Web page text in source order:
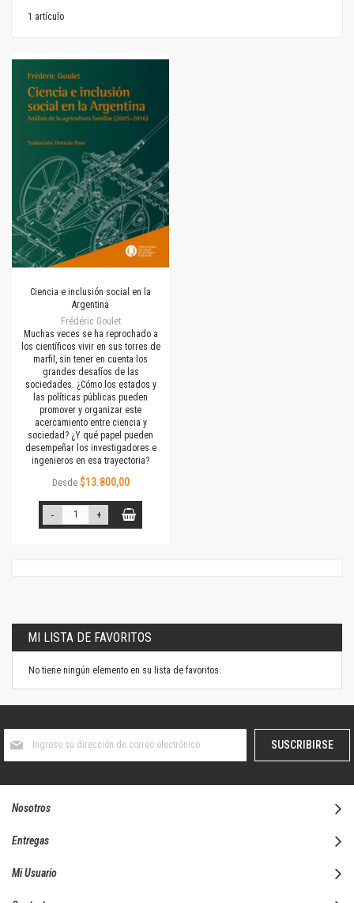
1 artículo
Ciencia e inclusión social en la
Argentina
Frédéric Goulet
Muchas veces se ha reprochado a
los científicos vivir en sus torres de
marfil, sin tener en cuenta los
grandes desafíos de las
sociedades. ¿Cómo los estados y
las políticas públicas pueden
promover y organizar este
acercamiento entre ciencia y
sociedad? ¿Y qué papel pueden
desempeñar los investigadores e
ingenieros en esa trayectoria?
Desde $13.800,00
- +
MI LISTA DE FAVORITOS
No tiene ningún elemento en su lista de favoritos.
boletín
SUSCRIBIRSE
Nosotros
Entregas
Mi Usuario